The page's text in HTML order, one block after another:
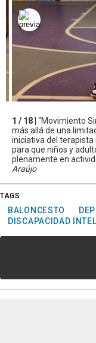
1 / 18 | "Movimiento
más allá de una
iniciativa del terapista
para que niños y
plenamente en
Araújo
TAGS
BALONCESTO
DISCAPACIDAD